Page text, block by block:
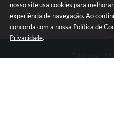
nosso site usa cookies para
experiência de navegação. Ao
concorda com a nossa Política de
Privacidade.